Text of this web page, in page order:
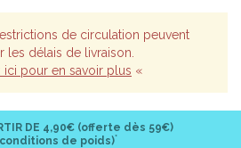
de circulation peuvent
les délais de livraison.
ici pour en savoir plus «
DE 4,90€ (offerte dès 59€)
de poids)*